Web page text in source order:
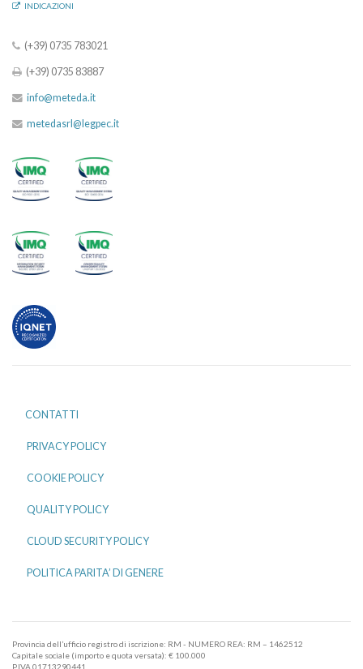
INDICAZIONI
(+39) 0735 783021
(+39) 0735 83887
info@meteda.it
metedasrl@legpec.it
CONTATTI
PRIVACY POLICY
COOKIE POLICY
QUALITY POLICY
CLOUD SECURITY POLICY
POLITICA PARITA’ DI GENERE
Provincia dell’ufficio registro di iscrizione: RM - NUMERO REA: RM – 1462512
Capitale sociale (importo e quota versata): € 100.000
P.IVA 01713290441